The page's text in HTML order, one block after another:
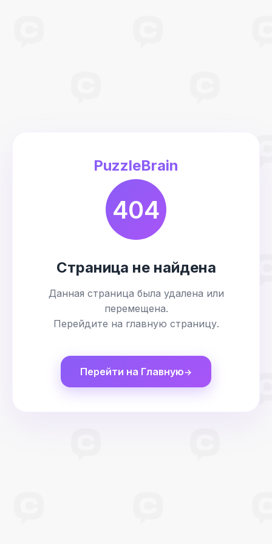
PuzzleBrain
404
Страница не найдена
Данная страница была удалена или
перемещена.
Перейдите на главную страницу.
Перейти на Главную→